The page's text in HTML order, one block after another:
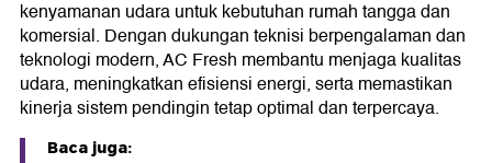
kenyamanan udara untuk kebutuhan rumah tangga dan
komersial. Dengan dukungan teknisi berpengalaman dan
teknologi modern, AC Fresh membantu menjaga kualitas
udara, meningkatkan efisiensi energi, serta memastikan
kinerja sistem pendingin tetap optimal dan terpercaya.
Baca juga: